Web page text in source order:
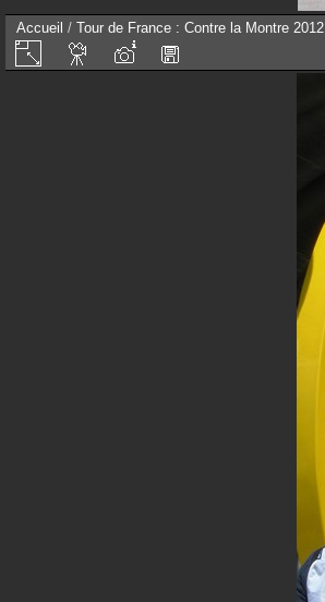
Accueil / Tour de France : Contre la Montre 2012